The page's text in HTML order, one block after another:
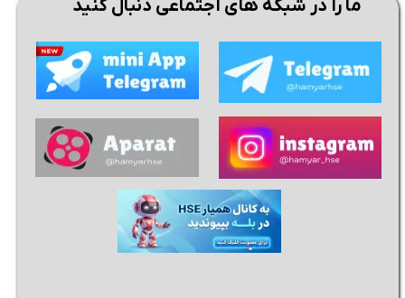
ما را در شبکه های اجتماعی دنبال کنید